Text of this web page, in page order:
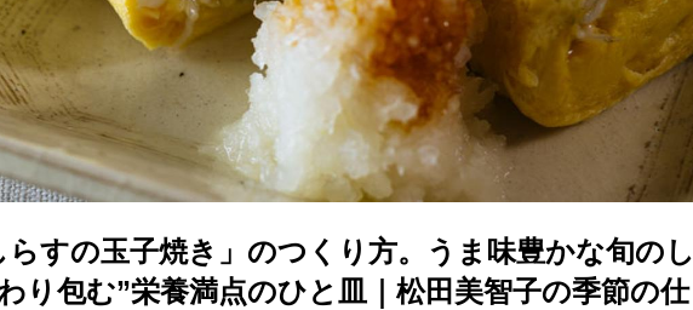
すの玉子焼き」のつくり方。うま味豊かな旬のし
り包む”栄養満点のひと皿｜松田美智子の季節の仕